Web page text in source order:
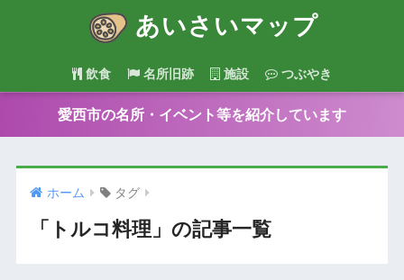
あいさいマップ
飲食 名所旧跡 施設 つぶやき
愛西市の名所・イベント等を紹介しています
ホーム タグ
「トルコ料理」の記事一覧